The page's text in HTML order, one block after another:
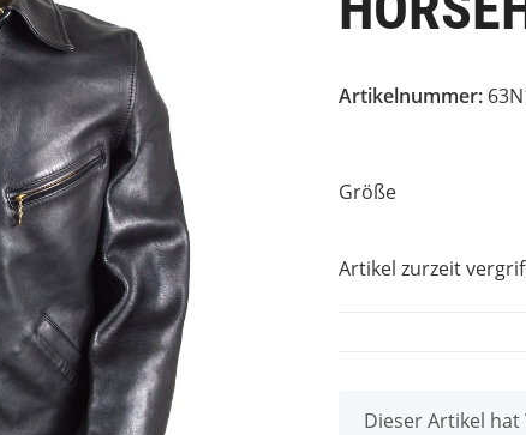
Artikelnummer:
Größe
Artikel zurzeit
x
Dieser Artikel